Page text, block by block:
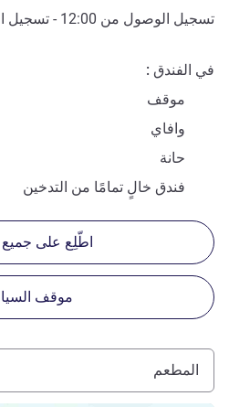
تسجيل الوصول من 12:00 - تسجيل
في الفندق
موقف
وافاي
حانة
فندق خالٍ تمامًا من التدخين
اطّلِع على جميع
موقف
المطعم